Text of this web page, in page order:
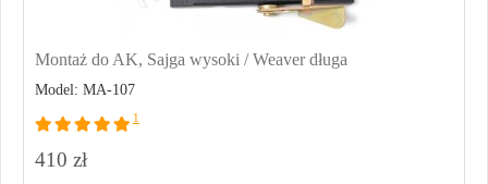
Montaż do AK, Sajga wysoki / Weaver długa
Model: MA-107
1
410 zł